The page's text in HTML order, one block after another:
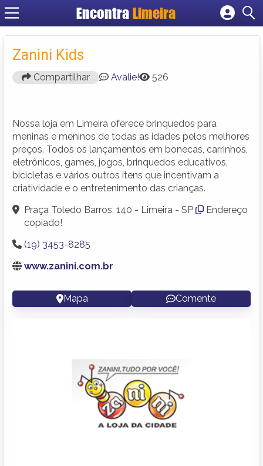
Encontra Limeira
Cadastrar empresa
Zanini Kids
Compartilhar Avalie! 526
Nossa loja em Limeira oferece brinquedos para
meninas e meninos de todas as idades pelos melhores
preços. Todos os lançamentos em bonecas, carrinhos,
eletrônicos, games, jogos, brinquedos educativos,
bicicletas e vários outros itens que incentivam a
criatividade e o entretenimento das crianças.
Praça Toledo Barros, 140 - Limeira - SP
Endereço
copiado!
(19) 3453-8285
www.zanini.com.br
Mapa Comente